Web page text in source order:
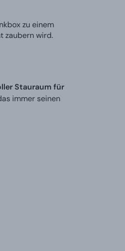
zu einem
zaubern wird.
Stauraum für
immer seinen